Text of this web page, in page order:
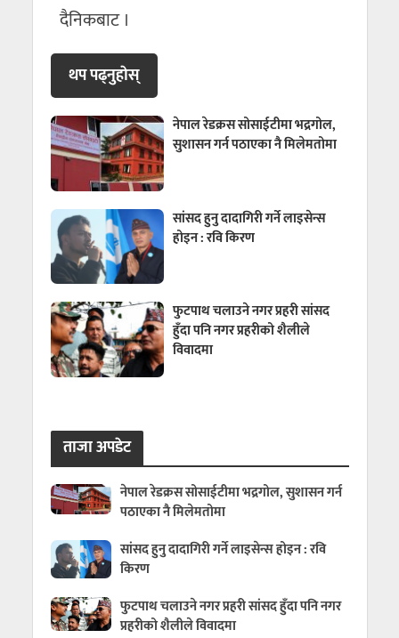
दैनिकबाट ।
थप पढ्नुहाेस्
नेपाल रेडक्रस सोसाईटीमा भद्रगोल,
सुशासन गर्न पठाएका नै मिलेमतोमा
सांसद हुनु दादागिरी गर्ने लाइसेन्स
होइन : रवि किरण
फुटपाथ चलाउने नगर प्रहरी सांसद
हुँदा पनि नगर प्रहरीको शैलीले
विवादमा
ताजा अपडेट
नेपाल रेडक्रस सोसाईटीमा भद्रगोल, सुशासन गर्न
पठाएका नै मिलेमतोमा
सांसद हुनु दादागिरी गर्ने लाइसेन्स होइन : रवि
किरण
फुटपाथ चलाउने नगर प्रहरी सांसद हुँदा पनि नगर
प्रहरीको शैलीले विवादमा